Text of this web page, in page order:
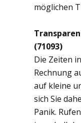
möglichen
(71093)
Die Zeiten
Rechnung
auf kleine
sich Sie
Panik.